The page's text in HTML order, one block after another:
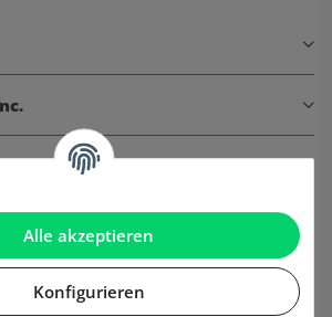
Alle akzeptieren
Konfigurieren